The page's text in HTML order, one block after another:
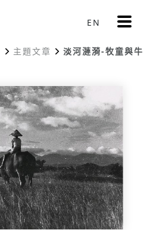
EN 更
多
單
主題文章 淡河漣漪-牧童與牛